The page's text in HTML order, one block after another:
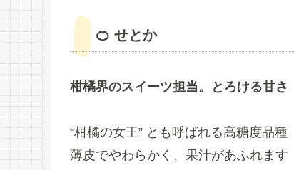
🍊 せとか
柑橘界のスイーツ担当。とろける甘さ
“柑橘の女王” とも呼ばれる高糖度品種
薄皮でやわらかく、果汁があふれます